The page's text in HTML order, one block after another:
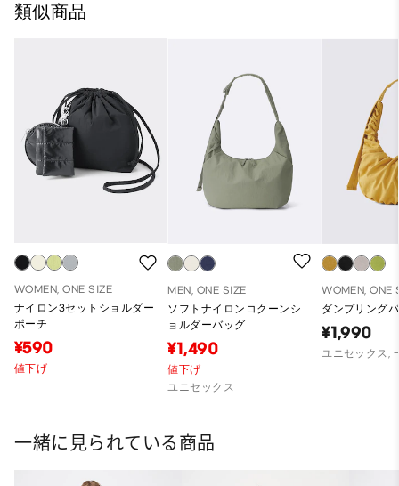
類似商品
WOMEN, ONE SIZE
ナイロン3セットショルダー
ポーチ
¥590
値下げ
MEN, ONE SIZE
ソフトナイロンコクーンシ
ョルダーバッグ
¥1,490
値下げ
ユニセックス
WOMEN, ONE
ダンプリング
¥1,990
ユニセックス,
一緒に見られている商品